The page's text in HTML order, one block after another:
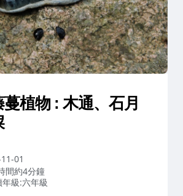
植物 : 木通、石月
01
間約4分鐘
級:六年級